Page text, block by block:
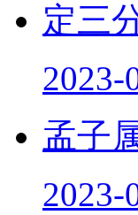
定三
2023-
孟子
2023-